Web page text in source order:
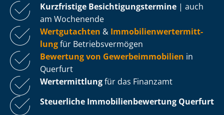
Kurzfristige Be­sich­ti­gungs­ter­mi­ne | auch
am Wochenende
Wertgutachten & Im­mo­bi­li­en­wert­ermitt­
lungfür Be­triebs­ver­mö­gen
Bewertung von Ge­wer­be­im­mo­bi­li­en in
Querfurt
Wertermittlungfür das Finanzamt
Steuerliche Im­mo­bi­li­en­be­wer­tung Querfurt